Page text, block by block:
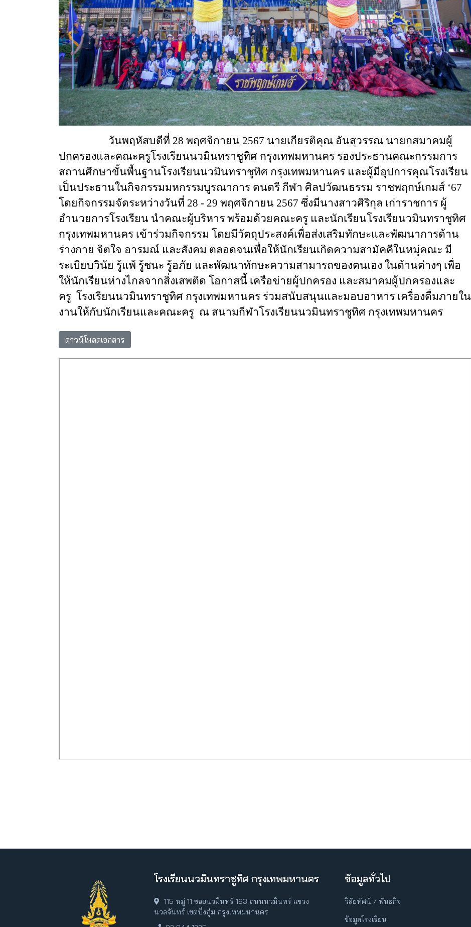
วันพฤหัสบดีที่ 28 พฤศจิกายน 2567 นายเกียรติคุณ อันสุวรรณ นายกสมาคมผู้
ปกครองและคณะครูโรงเรียนนวมินทราชูทิศ กรุงเทพมหานคร รองประธานคณะกรรมการ
สถานศึกษาขั้นพื้นฐานโรงเรียนนวมินทราชูทิศ กรุงเทพมหานคร และผู้มีอุปการคุณโรงเรียน
เป็นประธานในกิจกรรมมหกรรมบูรณาการ ดนตรี กีฬา ศิลปวัฒนธรรม ราชพฤกษ์เกมส์ ‘67
โดยกิจกรรมจัดระหว่างวันที่ 28 - 29 พฤศจิกายน 2567 ซึ่งมีนางสาวศิริกุล เก่าราชการ ผู้
อำนวยการโรงเรียน นำคณะผู้บริหาร พร้อมด้วยคณะครู และนักเรียนโรงเรียนวมินทราชูทิศ
กรุงเทพมหานคร เข้าร่วมกิจกรรม โดยมีวัตถุประสงค์เพื่อส่งเสริมทักษะและพัฒนาการด้าน
ร่างกาย จิตใจ อารมณ์ และสังคม ตลอดจนเพื่อให้นักเรียนเกิดความสามัคคีในหมู่คณะ มี
ระเบียบวินัย รู้แพ้ รู้ชนะ รู้อภัย และพัฒนาทักษะความสามารถของตนเอง ในด้านต่างๆ เพื่อ
ให้นักเรียนห่างไกลจากสิ่งเสพติด โอกาสนี้ เครือข่ายผู้ปกครอง และสมาคมผู้ปกครองและ
ครู โรงเรียนนวมินทราชูทิศ กรุงเทพมหานคร ร่วมสนับสนุนและมอบอาหาร เครื่องดื่มภายใน
งานให้กับนักเรียนและคณะครู ณ สนามกีฬาโรงเรียนนวมินทราชูทิศ กรุงเทพมหานคร
ดาวน์โหลดเอกสาร
โรงเรียนนวมินทราชูทิศ กรุงเทพมหานคร
115 หมู่ 11 ซอยนวมินทร์ 163 ถนนนวมินทร์ แขวง
นวลจันทร์ เขตบึงกุ่ม กรุงเทพมหานคร
ข้อมูลทั่วไป
วิสัยทัศน์ / พันธกิจ
ข้อมูลโรงเรียน